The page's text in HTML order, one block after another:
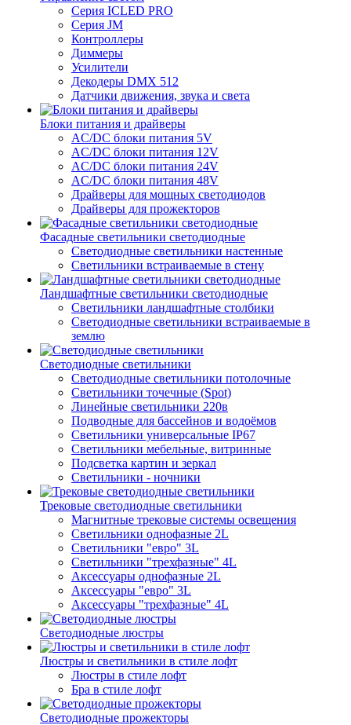
Серия ICLED PRO
Серия JM
Контроллеры
Диммеры
Усилители
Декодеры DMX 512
Датчики движения, звука и света
Блоки питания и драйверы
AC/DC блоки питания 5V
AC/DC блоки питания 12V
AC/DC блоки питания 24V
AC/DC блоки питания 48V
Драйверы для мощных светодиодов
Драйверы для прожекторов
Фасадные светильники светодиодные
Светодиодные светильники настенные
Светильники встраиваемые в стену
Ландшафтные светильники светодиодные
Светильники ландшафтные столбики
Светодиодные светильники встраиваемые в
землю
Светодиодные светильники
Светодиодные светильники потолочные
Светильники точечные (Spot)
Линейные светильники 220в
Подводные для бассейнов и водоёмов
Светильники универсальные IP67
Светильники мебельные, витринные
Подсветка картин и зеркал
Светильники - ночники
Трековые светодиодные светильники
Магнитные трековые системы освещения
Светильники однофазные 2L
Светильники "евро" 3L
Светильники "трехфазные" 4L
Аксессуары однофазные 2L
Аксессуары "евро" 3L
Аксессуары "трехфазные" 4L
Светодиодные люстры
Люстры и светильники в стиле лофт
Люстры в стиле лофт
Бра в стиле лофт
Светодиодные прожекторы